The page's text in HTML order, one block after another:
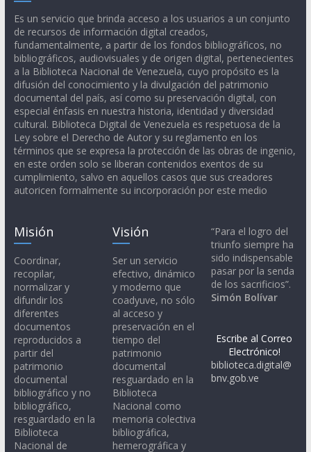
Es un servicio que brinda acceso a los usuarios a un conjunto
de recursos de información digital creados,
fundamentalmente, a partir de los fondos bibliográficos, no
bibliográficos, audiovisuales y de origen digital, pertenecientes
a la Biblioteca Nacional de Venezuela, cuyo propósito es la
difusión del conocimiento y la divulgación del patrimonio
documental del país, así como su preservación digital, con
especial énfasis en nuestra historia, identidad y diversidad
cultural. Biblioteca Digital de Venezuela es respetuosa de la
Ley sobre el Derecho de Autor y su reglamento en los
términos que se expresa la protección de las obras de ingenio,
en este orden solo se liberan contenidos exentos de su
cumplimiento, salvo en aquellos casos que sus creadores
autoricen formalmente su incorporación por este medio
Misión
Coordinar,
recopilar,
normalizar y
difundir los
diferentes
documentos
reproducidos a
partir del
patrimonio
documental
bibliográfico y no
bibliográfico,
resguardado en la
Biblioteca
Nacional de
Visión
Ser un servicio
efectivo, dinámico
y moderno que
coadyuve, no sólo
al acceso y
preservación en el
tiempo del
patrimonio
documental
resguardado en la
Biblioteca
Nacional como
memoria colectiva
bibliográfica,
hemerográfica y
“Para el logro del
triunfo siempre ha
sido indispensable
pasar por la senda
de los sacrificios”.
Simón Bolívar
Escribe al Correo
Electrónico!
biblioteca.digital@
bnv.gob.ve